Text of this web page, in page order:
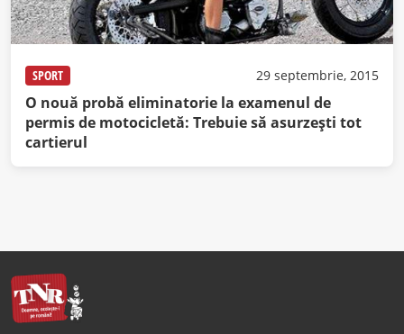
SPORT 29 septembrie, 2015
O nouă probă eliminatorie la examenul de
permis de motocicletă: Trebuie să asurzeşti tot
cartierul